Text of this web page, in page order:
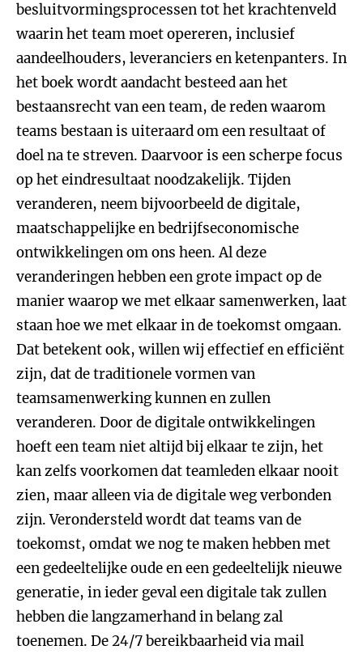
besluitvormingsprocessen tot het krachtenveld
waarin het team moet opereren, inclusief
aandeelhouders, leveranciers en ketenpanters. In
het boek wordt aandacht besteed aan het
bestaansrecht van een team, de reden waarom
teams bestaan is uiteraard om een resultaat of
doel na te streven. Daarvoor is een scherpe focus
op het eindresultaat noodzakelijk. Tijden
veranderen, neem bijvoorbeeld de digitale,
maatschappelijke en bedrijfseconomische
ontwikkelingen om ons heen. Al deze
veranderingen hebben een grote impact op de
manier waarop we met elkaar samenwerken, laat
staan hoe we met elkaar in de toekomst omgaan.
Dat betekent ook, willen wij effectief en efficiënt
zijn, dat de traditionele vormen van
teamsamenwerking kunnen en zullen
veranderen. Door de digitale ontwikkelingen
hoeft een team niet altijd bij elkaar te zijn, het
kan zelfs voorkomen dat teamleden elkaar nooit
zien, maar alleen via de digitale weg verbonden
zijn. Verondersteld wordt dat teams van de
toekomst, omdat we nog te maken hebben met
een gedeeltelijke oude en een gedeeltelijk nieuwe
generatie, in ieder geval een digitale tak zullen
hebben die langzamerhand in belang zal
toenemen. De 24/7 bereikbaarheid via mail